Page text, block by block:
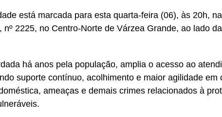
está marcada para esta quarta-feira (06), às 20h,
nº 2225, no Centro-Norte de Várzea Grande, ao lado
há anos pela população, amplia o acesso ao
suporte contínuo, acolhimento e maior agilidade em
ameaças e demais crimes relacionados à